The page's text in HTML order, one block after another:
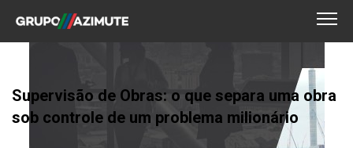
Supervisão de Obras: o que separa uma obra
sob controle de um problema milionário